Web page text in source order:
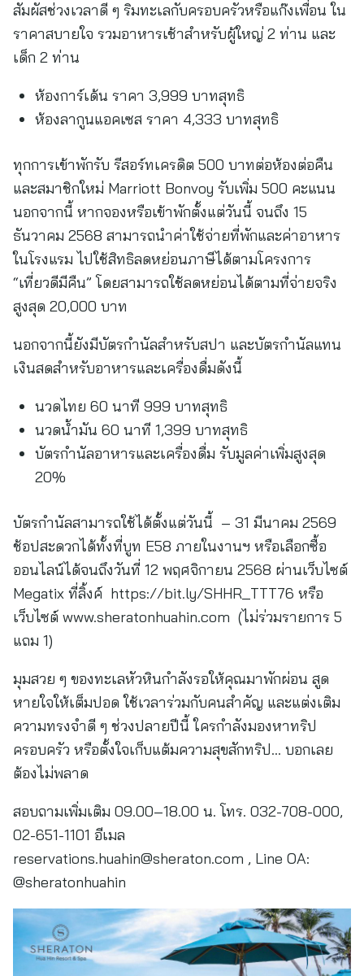
สัมผัสช่วงเวลาดี ๆ ริมทะเลกับครอบครัวหรือแก๊งเพื่อน ใน
ราคาสบายใจ รวมอาหารเช้าสำหรับผู้ใหญ่ 2 ท่าน และ
เด็ก 2 ท่าน
ห้องการ์เด้น ราคา 3,999 บาทสุทธิ
ห้องลากูนแอคเซส ราคา 4,333 บาทสุทธิ
ทุกการเข้าพักรับ รีสอร์ทเครดิต 500 บาทต่อห้องต่อคืน
และสมาชิกใหม่ Marriott Bonvoy รับเพิ่ม 500 คะแนน
นอกจากนี้ หากจองหรือเข้าพักตั้งแต่วันนี้ จนถึง 15
ธันวาคม 2568 สามารถนำค่าใช้จ่ายที่พักและค่าอาหาร
ในโรงแรม ไปใช้สิทธิลดหย่อนภาษีได้ตามโครงการ
“เที่ยวดีมีคืน” โดยสามารถใช้ลดหย่อนได้ตามที่จ่ายจริง
สูงสุด 20,000 บาท
นอกจากนี้ยังมีบัตรกำนัลสำหรับสปา และบัตรกำนัลแทน
เงินสดสำหรับอาหารและเครื่องดื่มดังนี้
นวดไทย 60 นาที 999 บาทสุทธิ
นวดน้ำมัน 60 นาที 1,399 บาทสุทธิ
บัตรกำนัลอาหารและเครื่องดื่ม รับมูลค่าเพิ่มสูงสุด
20%
บัตรกำนัลสามารถใช้ได้ตั้งแต่วันนี้ – 31 มีนาคม 2569
ช้อปสะดวกได้ทั้งที่บูท E58 ภายในงานฯ หรือเลือกซื้อ
ออนไลน์ได้จนถึงวันที่ 12 พฤศจิกายน 2568 ผ่านเว็บไซต์
Megatix ที่ลิ้งค์ https://bit.ly/SHHR_TTT76 หรือ
เว็บไซต์ www.sheratonhuahin.com (ไม่ร่วมรายการ 5
แถม 1)
มุมสวย ๆ ของทะเลหัวหินกำลังรอให้คุณมาพักผ่อน สูด
หายใจให้เต็มปอด ใช้เวลาร่วมกับคนสำคัญ และแต่งเติม
ความทรงจำดี ๆ ช่วงปลายปีนี้ ใครกำลังมองหาทริป
ครอบครัว หรือตั้งใจเก็บแต้มความสุขสักทริป… บอกเลย
ต้องไม่พลาด
สอบถามเพิ่มเติม 09.00–18.00 น. โทร. 032-708-000,
02-651-1101 อีเมล
reservations.huahin@sheraton.com , Line OA:
@sheratonhuahin